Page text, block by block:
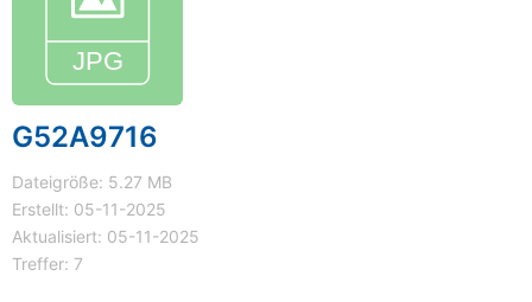
G52A9716
Dateigröße: 5.27 MB
Erstellt: 05-11-2025
Aktualisiert: 05-11-2025
Treffer: 7